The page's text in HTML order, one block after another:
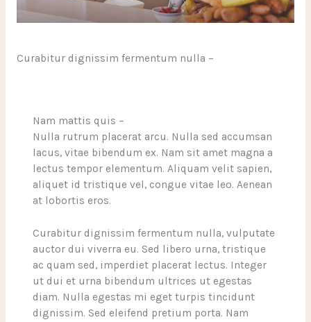
Curabitur dignissim fermentum nulla –
Nam mattis quis –
Nulla rutrum placerat arcu. Nulla sed accumsan
lacus, vitae bibendum ex. Nam sit amet magna a
lectus tempor elementum. Aliquam velit sapien,
aliquet id tristique vel, congue vitae leo. Aenean
at lobortis eros.
Curabitur dignissim fermentum nulla, vulputate
auctor dui viverra eu. Sed libero urna, tristique
ac quam sed, imperdiet placerat lectus. Integer
ut dui et urna bibendum ultrices ut egestas
diam. Nulla egestas mi eget turpis tincidunt
dignissim. Sed eleifend pretium porta. Nam